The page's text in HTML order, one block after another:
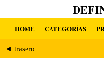
HOME CATEGORÍAS
◄ trasero